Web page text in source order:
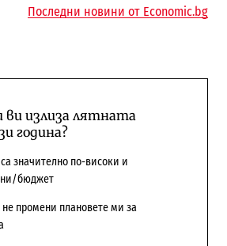
Последни новини от Economic.bg
ви излиза лятната
година?
значително по-високи и
бюджет
не промени плановете ми за